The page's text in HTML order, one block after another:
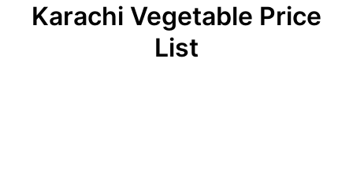
Karachi Vegetable Price
List